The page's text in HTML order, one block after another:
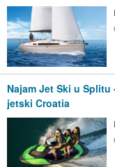
Najam Jet Ski u Splitu
jetski Croatia